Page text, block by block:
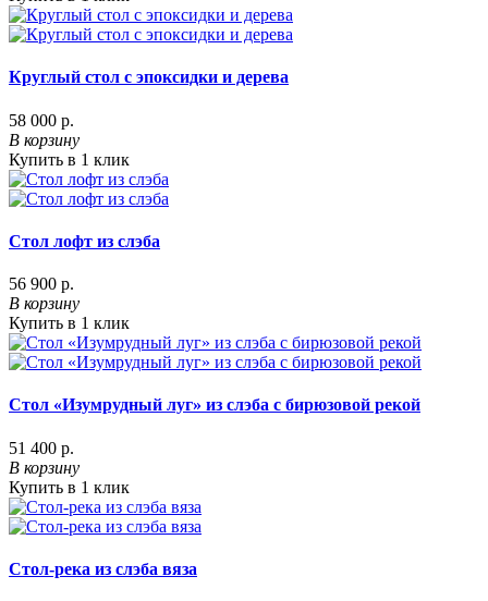
Круглый стол с эпоксидки и дерева
58 000 р.
В корзину
Купить в 1 клик
Стол лофт из слэба
56 900 р.
В корзину
Купить в 1 клик
Стол «Изумрудный луг» из слэба с бирюзовой рекой
51 400 р.
В корзину
Купить в 1 клик
Стол-река из слэба вяза